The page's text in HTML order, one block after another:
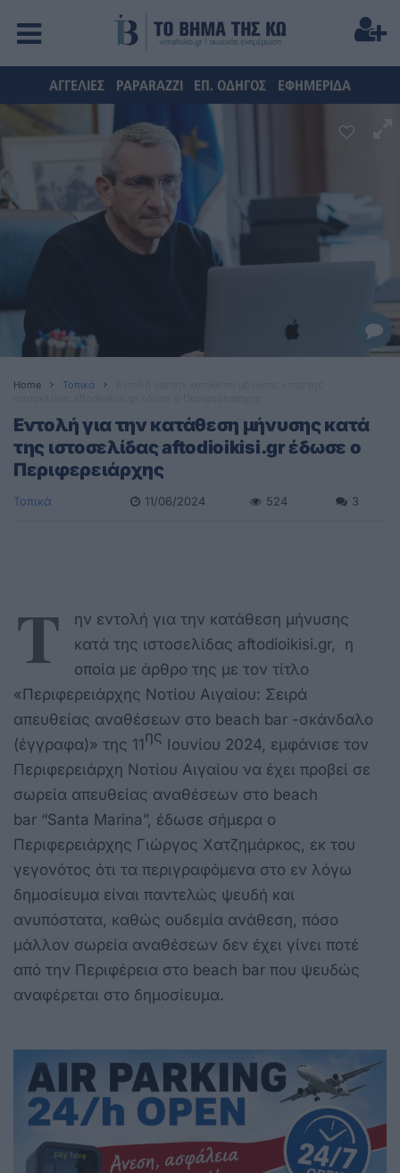
ΑΓΓΕΛΙΕΣ PAPARAZZI ΕΠ. ΟΔΗΓΟΣ ΕΦΗΜΕΡΙΔΑ
Home Τοπικά
Εντολή για την κατάθεση μήνυσης κατά
της ιστοσελίδας aftodioikisi.gr έδωσε ο
Περιφερειάρχης
Τοπικά 11/06/2024 524 3
Τ
ην εντολή για την κατάθεση μήνυσης
κατά της ιστοσελίδας aftodioikisi.gr, η
οποία με άρθρο της με τον τίτλο
«Περιφερειάρχης Νοτίου Αιγαίου: Σειρά
απευθείας αναθέσεων στο beach bar -σκάνδαλο
(έγγραφα)» της 11ης Ιουνίου 2024, εμφάνισε τον
Περιφερειάρχη Νοτίου Αιγαίου να έχει προβεί σε
σωρεία απευθείας αναθέσεων στο beach
bar “Santa Marina”, έδωσε σήμερα ο
Περιφερειάρχης Γιώργος Χατζημάρκος, εκ του
γεγονότος ότι τα περιγραφόμενα στο εν λόγω
δημοσίευμα είναι παντελώς ψευδή και
ανυπόστατα, καθώς ουδεμία ανάθεση, πόσο
μάλλον σωρεία αναθέσεων δεν έχει γίνει ποτέ
από την Περιφέρεια στο beach bar που ψευδώς
αναφέρεται στο δημοσίευμα.